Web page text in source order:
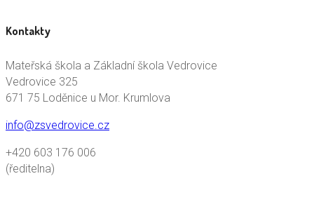
Kontakty
Mateřská škola a Základní škola Vedrovice
Vedrovice 325
671 75 Loděnice u Mor. Krumlova
info@zsvedrovice.cz
+420 603 176 006
(ředitelna)